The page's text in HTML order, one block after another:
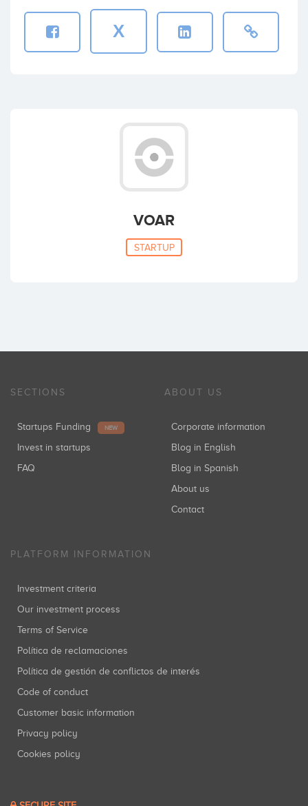
X
VOAR
STARTUP
SECTIONS
Startups Funding NEW
Invest in startups
FAQ
ABOUT US
Corporate information
Blog in English
Blog in Spanish
About us
Contact
PLATFORM INFORMATION
Investment criteria
Our investment process
Terms of Service
Política de reclamaciones
Política de gestión de conflictos de interés
Code of conduct
Customer basic information
Privacy policy
Cookies policy